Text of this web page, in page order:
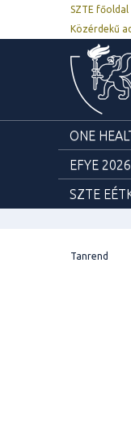
SZTE főoldal
Közérdekű
ONE
EFYE 2026
SZTE
Tanrend